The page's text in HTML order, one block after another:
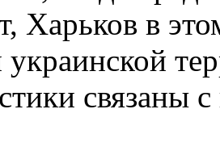
Харьков в
украинской
связаны